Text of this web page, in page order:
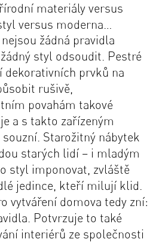
materiály versus
versus moderna…
žádná pravidla
styl odsoudit. Pestré
dekorativních prvků na
rušivě,
povahám takové
a s takto zařízeným
Starožitný nábytek
starých lidí – i mladým
styl imponovat, zvláště
jedince, kteří milují klid.
vytváření domova tedy zní:
Potvrzuje to také
interiérů ze společnosti